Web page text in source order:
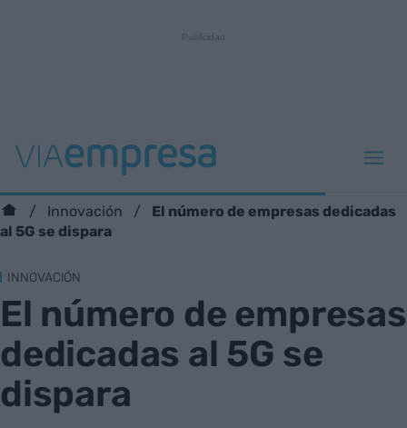
Innovación
El número de empresas dedicadas
al 5G se dispara
INNOVACIÓN
El número de empresas
dedicadas al 5G se
dispara